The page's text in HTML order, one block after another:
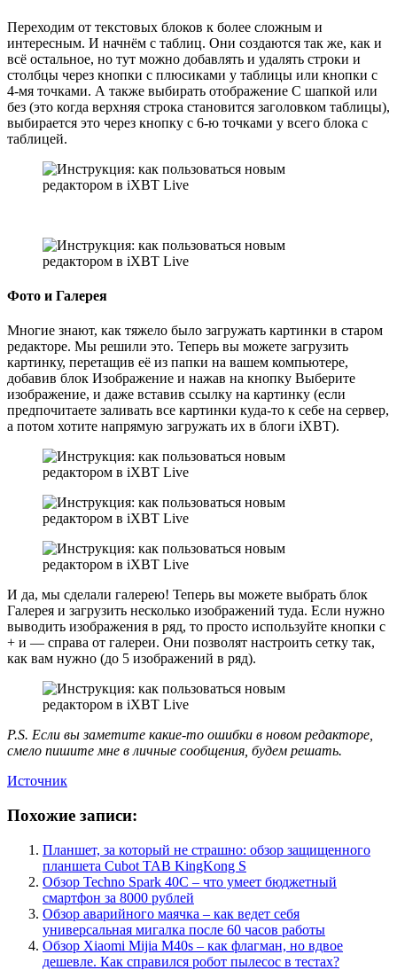
Переходим от текстовых блоков к более сложным и
интересным. И начнём с таблиц. Они создаются так же, как и
всё остальное, но тут можно добавлять и удалять строки и
столбцы через кнопки с плюсиками у таблицы или кнопки с
4-мя точками. А также выбирать отображение С шапкой или
без (это когда верхняя строка становится заголовком таблицы),
выбирается это через кнопку с 6-ю точками у всего блока с
таблицей.
Фото и Галерея
Многие знают, как тяжело было загружать картинки в старом
редакторе. Мы решили это. Теперь вы можете загрузить
картинку, перетащив её из папки на вашем компьютере,
добавив блок Изображение и нажав на кнопку Выберите
изображение, и даже вставив ссылку на картинку (если
предпочитаете заливать все картинки куда-то к себе на сервер,
а потом хотите напрямую загружать их в блоги iXBT).
И да, мы сделали галерею! Теперь вы можете выбрать блок
Галерея и загрузить несколько изображений туда. Если нужно
выводить изображения в ряд, то просто используйте кнопки с
+ и — справа от галереи. Они позволят настроить сетку так,
как вам нужно (до 5 изображений в ряд).
P.S. Если вы заметите какие-то ошибки в новом редакторе,
смело пишите мне в личные сообщения, будем решать.
Источник
Похожие записи:
Планшет, за который не страшно: обзор защищенного
планшета Cubot TAB KingKong S
Обзор Technо Spark 40C – что умеет бюджетный
смартфон за 8000 рублей
Обзор аварийного маячка – как ведет себя
универсальная мигалка после 60 часов работы
Обзор Xiaomi Mijia M40s – как флагман, но вдвое
дешевле. Как справился робот пылесос в тестах?